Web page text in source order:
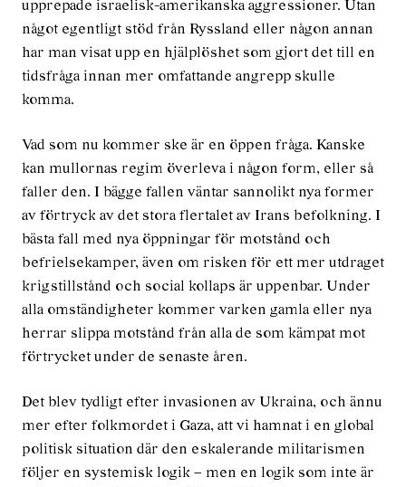
upprepade israelisk-amerikanska aggressioner. Utan
något egentligt stöd från Ryssland eller någon annan
har man visat upp en hjälplöshet som gjort det till en
tidsfråga innan mer omfattande angrepp skulle
komma.
Vad som nu kommer ske är en öppen fråga. Kanske
kan mullornas regim överleva i någon form, eller så
faller den. I bägge fallen väntar sannolikt nya former
av förtryck av det stora flertalet av Irans befolkning. I
bästa fall med nya öppningar för motstånd och
befrielsekamper, även om risken för ett mer utdraget
krigstillstånd och social kollaps är uppenbar. Under
alla omständigheter kommer varken gamla eller nya
herrar slippa motstånd från alla de som kämpat mot
förtrycket under de senaste åren.
Det blev tydligt efter invasionen av Ukraina, och ännu
mer efter folkmordet i Gaza, att vi hamnat i en global
politisk situation där den eskalerande militarismen
följer en systemisk logik – men en logik som inte är